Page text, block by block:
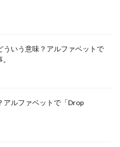
ういう意味？アルファベットで
アルファベットで「Drop